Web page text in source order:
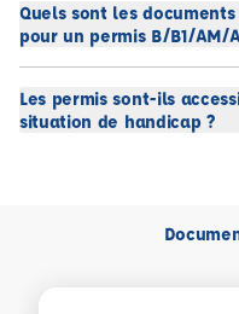
Quels sont les
pour un permis B/B1/AM/
Les permis sont-ils
situation de handicap ?